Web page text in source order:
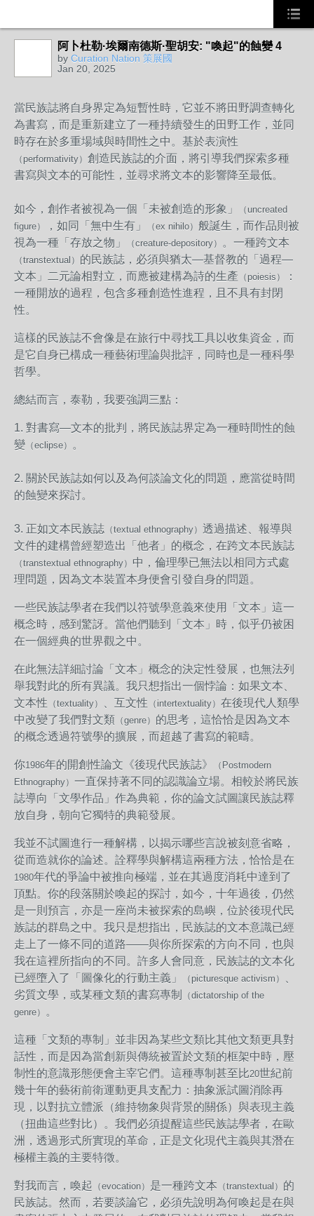
阿卜杜勒·埃爾南德斯·聖胡安: "喚起"的蝕變 4
by Curation Nation 策展國
Jan 20, 2025
當民族誌將自身界定為短暫性時，它並不將田野調查轉化
為書寫，而是重新建立了一種持續發生的田野工作，並同
時存在於多重場域與時間性之中。基於表演性
（performativity） 創造民族誌的介面，將引導我們探索多種
書寫與文本的可能性，並尋求將文本的影響降至最低。
如今，創作者被視為一個「未被創造的形象」
（uncreated
figure）
，如同「無中生有」 （ex nihilo） 般誕生，而作品則被
視為一種「存放之物」
（creature-depository） 。一種跨文本
（transtextual） 的民族誌，必須與猶太—基督教的「過程—
文本」二元論相對立，而應被建構為詩的生產 （poiesis）
：
一種開放的過程，包含多種創造性進程，且不具有封閉
性。
這樣的民族誌不會像是在旅行中尋找工具以收集資金，而
是它自身已構成一種藝術理論與批評，同時也是一種科學
哲學。
總結而言，泰勒，我要強調三點：
1. 對書寫—文本的批判，將民族誌界定為一種時間性的蝕
變 （eclipse） 。
2. 關於民族誌如何以及為何談論文化的問題，應當從時間
的蝕變來探討。
3. 正如文本民族誌 （textual ethnography） 透過描述、報導與
文件的建構曾經塑造出「他者」的概念，在跨文本民族誌
（transtextual ethnography） 中，倫理學已無法以相同方式處
理問題，因為文本裝置本身便會引發自身的問題。
一些民族誌學者在我們以符號學意義來使用「文本」這一
概念時，感到驚訝。當他們聽到「文本」時，似乎仍被困
在一個經典的世界觀之中。
在此無法詳細討論「文本」概念的決定性發展，也無法列
舉我對此的所有異議。我只想指出一個悖論：如果文本、
文本性 （textuality） 、互文性 （intertextuality） 在後現代人類學
中改變了我們對文類 （genre） 的思考，這恰恰是因為文本
的概念透過符號學的擴展，而超越了書寫的範疇。
你1986年的開創性論文《後現代民族誌》
（Postmodern
Ethnography） 一直保持著不同的認識論立場。相較於將民族
誌導向「文學作品」作為典範，你的論文試圖讓民族誌釋
放自身，朝向它獨特的典範發展。
我並不試圖進行一種解構，以揭示哪些言說被刻意省略，
從而造就你的論述。詮釋學與解構這兩種方法，恰恰是在
1980年代的爭論中被推向極端，並在其過度消耗中達到了
頂點。你的段落關於喚起的探討，如今，十年過後，仍然
是一則預言，亦是一座尚未被探索的島嶼，位於後現代民
族誌的群島之中。我只是想指出，民族誌的文本意識已經
走上了一條不同的道路——與你所探索的方向不同，也與
我在這裡所指向的不同。許多人會同意，民族誌的文本化
已經墮入了「圖像化的行動主義」
（picturesque activism）
劣質文學，或某種文類的書寫專制
（dictatorship of the
genre）
。
這種「文類的專制」並非因為某些文類比其他文類更具對
話性，而是因為當創新與傳統被置於文類的框架中時，壓
制性的意識形態便會主宰它們。這種專制甚至比20世紀前
幾十年的藝術前衛運動更具支配力：抽象派試圖消除再
現，以對抗立體派（維持物象與背景的關係）與表現主義
（扭曲這些對比）。我們必須提醒這些民族誌學者，在歐
洲，透過形式所實現的革命，正是文化現代主義與其潛在
極權主義的主要特徵。
對我而言，喚起 （evocation） 是一種跨文本 （transtextual） 的
民族誌。然而，若要談論它，必須先說明為何喚起是在與